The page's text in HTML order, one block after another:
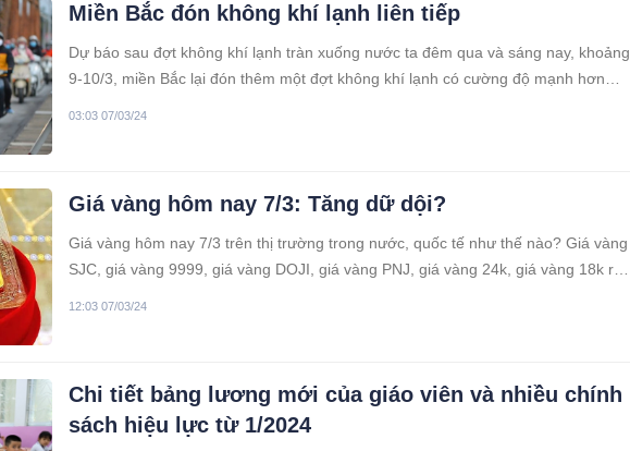
Miền Bắc đón không khí lạnh liên tiếp
Dự báo sau đợt không khí lạnh tràn xuống nước ta đêm qua và sáng nay, khoảng
9-10/3, miền Bắc lại đón thêm một đợt không khí lạnh có cường độ mạnh hơn
03:03 07/03/24
Giá vàng hôm nay 7/3: Tăng dữ dội?
Giá vàng hôm nay 7/3 trên thị trường trong nước, quốc tế như thế nào? Giá vàng
SJC, giá vàng 9999, giá vàng DOJI, giá vàng PNJ, giá vàng 24k, giá vàng 18k ra
12:03 07/03/24
Chi tiết bảng lương mới của giáo viên và nhiều chính
sách hiệu lực từ 1/2024